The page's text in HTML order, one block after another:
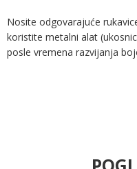
Nosite odgovarajuće
koristite metalni alat
posle vremena razvijanja